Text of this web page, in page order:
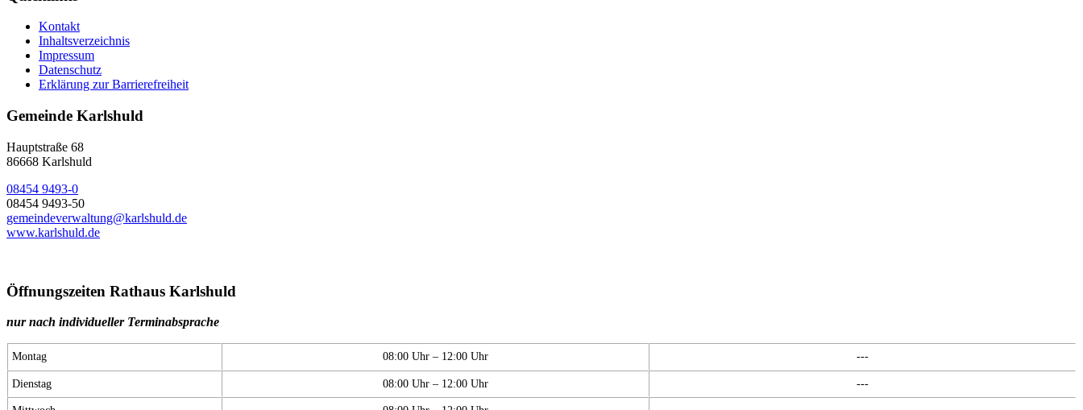
Kontakt
Inhaltsverzeichnis
Impressum
Datenschutz
Erklärung zur Barrierefreiheit
Gemeinde Karlshuld
Hauptstraße 68
86668 Karlshuld
08454 9493-0
08454 9493-50
gemeindeverwaltung@karlshuld.de
www.karlshuld.de
Öffnungszeiten Rathaus Karlshuld
nur nach individueller Terminabsprache
Montag 08:00 Uhr – 12:00 Uhr ---
Dienstag 08:00 Uhr – 12:00 Uhr ---